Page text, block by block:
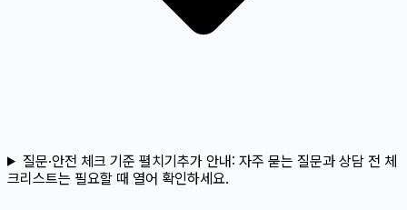
질문·안전 체크 기준 펼치기추가 안내: 자주 묻는 질문과 상담 전 체
크리스트는 필요할 때 열어 확인하세요.